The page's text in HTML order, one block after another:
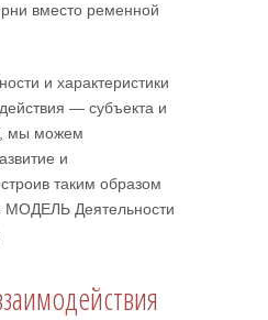
вместо ременной
и характеристики
— субъекта и
, мы можем
и
таким образом
МОДЕЛЬ Деятельности